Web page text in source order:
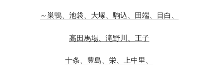
～巣鴨、池袋、大塚、駒込、田端、目白、
高田馬場、滝野川、王子
十条、豊島、栄、上中里、